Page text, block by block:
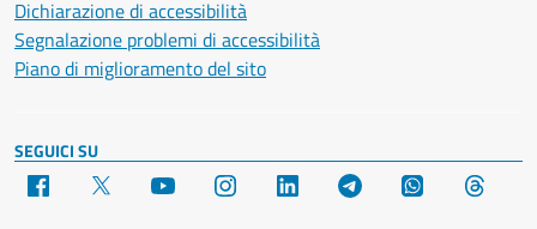
Dichiarazione di accessibilità
Segnalazione problemi di accessibilità
Piano di miglioramento del sito
SEGUICI SU
Facebook YouTube Instagram LinkedIn Telegram WhatsApp